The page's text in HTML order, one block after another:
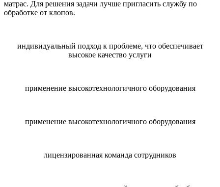
матрас. Для решения задачи лучше пригласить службу по
обработке от клопов.
индивидуальный подход к проблеме, что обеспечивает
высокое качество услуги
применение высокотехнологичного оборудования
применение высокотехнологичного оборудования
лицензированная команда сотрудников